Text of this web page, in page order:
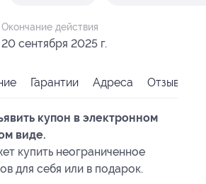
Окончание действия
20 сентября 2025 г.
Гарантии Адреса Отзывы
купон в электронном
виде.
купить неограниченное
для себя или в подарок.